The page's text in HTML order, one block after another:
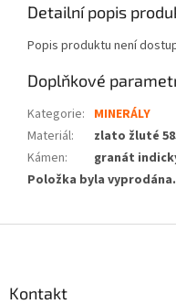
Detailní popis
Popis produktu není
Doplňkové
Kategorie: MINERÁLY
Materiál:
zlato žluté
Kámen:
granát
Položka byla
Kontakt